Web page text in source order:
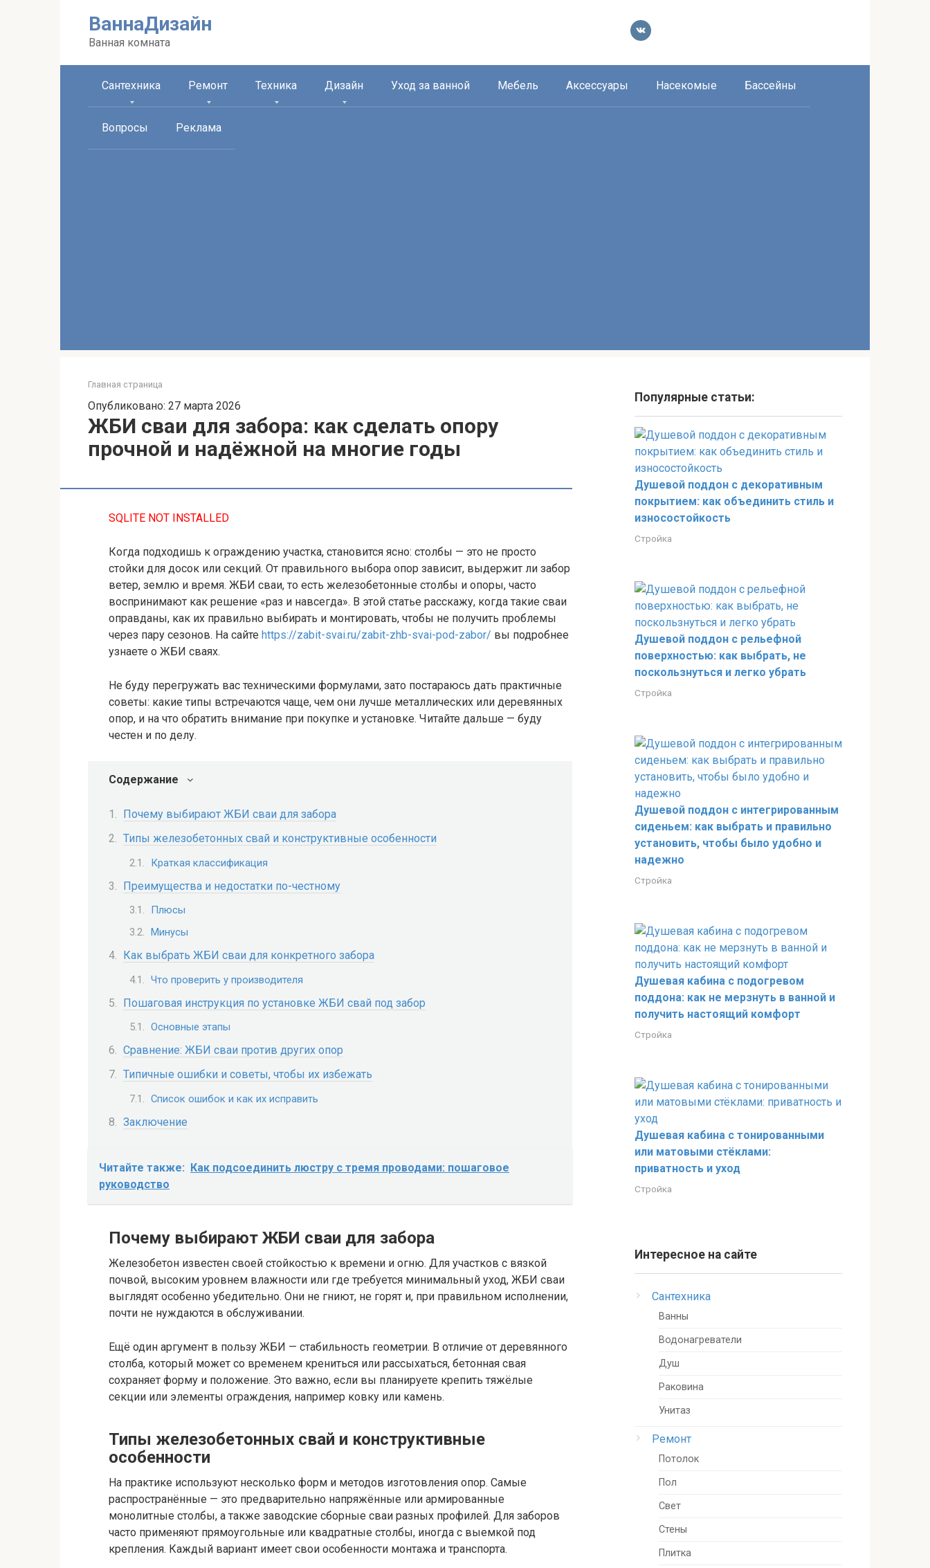
ВаннаДизайн
Ванная комната
Сантехника Ремонт Техника Дизайн Уход за ванной Мебель Аксессуары Насекомые Бассейны
Вопросы Реклама
Главная страница
Опубликовано: 27 марта 2026
ЖБИ сваи для забора: как сделать опору
прочной и надёжной на многие годы
SQLITE NOT INSTALLED
Когда подходишь к ограждению участка, становится ясно: столбы — это не просто
стойки для досок или секций. От правильного выбора опор зависит, выдержит ли забор
ветер, землю и время. ЖБИ сваи, то есть железобетонные столбы и опоры, часто
воспринимают как решение «раз и навсегда». В этой статье расскажу, когда такие сваи
оправданы, как их правильно выбирать и монтировать, чтобы не получить проблемы
через пару сезонов. На сайте https://zabit-svai.ru/zabit-zhb-svai-pod-zabor/ вы подробнее
узнаете о ЖБИ сваях.
Не буду перегружать вас техническими формулами, зато постараюсь дать практичные
советы: какие типы встречаются чаще, чем они лучше металлических или деревянных
опор, и на что обратить внимание при покупке и установке. Читайте дальше — буду
честен и по делу.
Содержание
Почему выбирают ЖБИ сваи для забора
Типы железобетонных свай и конструктивные особенности
Краткая классификация
Преимущества и недостатки по-честному
Плюсы
Минусы
Как выбрать ЖБИ сваи для конкретного забора
Что проверить у производителя
Пошаговая инструкция по установке ЖБИ свай под забор
Основные этапы
Сравнение: ЖБИ сваи против других опор
Типичные ошибки и советы, чтобы их избежать
Список ошибок и как их исправить
Заключение
Читайте также: Как подсоединить люстру с тремя проводами: пошаговое
руководство
Почему выбирают ЖБИ сваи для забора
Железобетон известен своей стойкостью к времени и огню. Для участков с вязкой
почвой, высоким уровнем влажности или где требуется минимальный уход, ЖБИ сваи
выглядят особенно убедительно. Они не гниют, не горят и, при правильном исполнении,
почти не нуждаются в обслуживании.
Ещё один аргумент в пользу ЖБИ — стабильность геометрии. В отличие от деревянного
столба, который может со временем крениться или рассыхаться, бетонная свая
сохраняет форму и положение. Это важно, если вы планируете крепить тяжёлые
секции или элементы ограждения, например ковку или камень.
Типы железобетонных свай и конструктивные
особенности
На практике используют несколько форм и методов изготовления опор. Самые
распространённые — это предварительно напряжённые или армированные
монолитные столбы, а также заводские сборные сваи разных профилей. Для заборов
часто применяют прямоугольные или квадратные столбы, иногда с выемкой под
крепления. Каждый вариант имеет свои особенности монтажа и транспорта.
Популярные статьи:
Душевой поддон с декоративным
покрытием: как объединить стиль и
износостойкость
Стройка
Душевой поддон с рельефной
поверхностью: как выбрать, не
поскользнуться и легко убрать
Стройка
Душевой поддон с интегрированным
сиденьем: как выбрать и правильно
установить, чтобы было удобно и
надежно
Стройка
Душевая кабина с подогревом
поддона: как не мерзнуть в ванной и
получить настоящий комфорт
Стройка
Душевая кабина с тонированными
или матовыми стёклами:
приватность и уход
Стройка
Интересное на сайте
Сантехника
Ванны
Водонагреватели
Душ
Раковина
Унитаз
Ремонт
Потолок
Пол
Свет
Стены
Плитка